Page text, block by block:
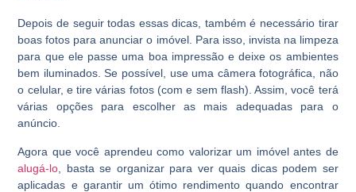
Depois de seguir todas essas dicas, também é necessário tirar
boas fotos para anunciar o imóvel. Para isso, invista na limpeza
para que ele passe uma boa impressão e deixe os ambientes
bem iluminados. Se possível, use uma câmera fotográfica, não
o celular, e tire várias fotos (com e sem flash). Assim, você terá
várias opções para escolher as mais adequadas para o
anúncio.
Agora que você aprendeu como valorizar um imóvel antes de
alugá-lo , basta se organizar para ver quais dicas podem ser
aplicadas e garantir um ótimo rendimento quando encontrar